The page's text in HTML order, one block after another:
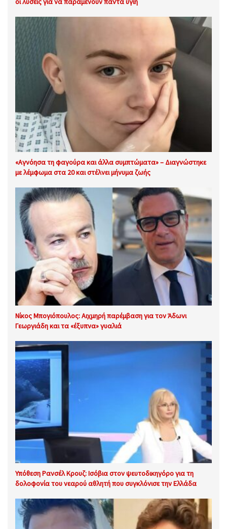
«Αγνόησα τη φαγούρα και άλλα συμπτώματα» – Διαγνώστηκε
με λέμφωμα στα 20 και στέλνει μήνυμα ζωής
Νίκος Μπογιόπουλος: Αιχμηρή παρέμβαση για τον Άδωνι
Γεωργιάδη και τα «έξυπνα» γυαλιά
Υπόθεση Ρανσέλ Κρουζ: Ισόβια στον ψευτοδικηγόρο για τη
δολοφονία του νεαρού αθλητή που συγκλόνισε την Ελλάδα